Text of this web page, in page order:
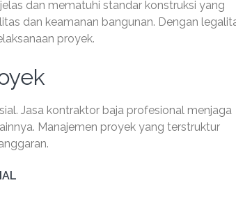
dan mematuhi standar konstruksi yang
dan keamanan bangunan. Dengan
proyek.
Jasa kontraktor baja profesional menjaga
Manajemen proyek yang terstruktur